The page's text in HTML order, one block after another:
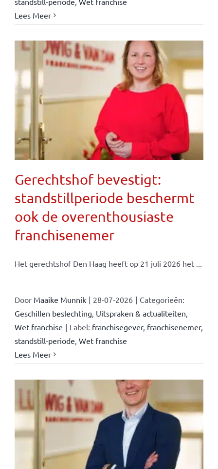
Lees Meer
Gerechtshof bevestigt:
standstillperiode beschermt
ook de overenthousiaste
franchisenemer
Het gerechtshof Den Haag heeft op 21 juli 2026 het ...
Door Maaike Munnik | 28-07-2026 | Categorieën:
Geschillen beslechting Uitspraken & actualiteiten
Wet franchise | Label: franchisegever, franchisenemer,
standstill-periode Wet franchise
Lees Meer